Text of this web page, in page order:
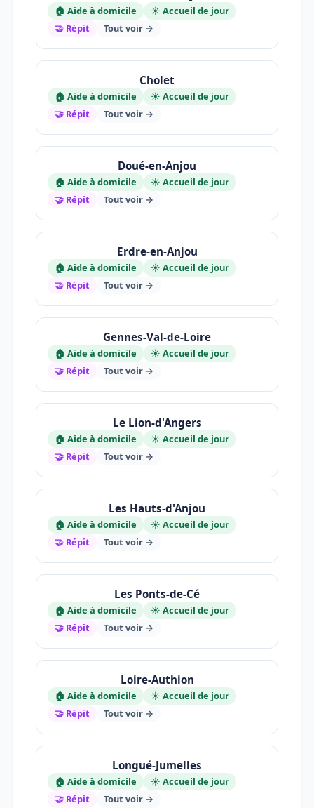
🏠 Aide à domicile
☀️ Accueil de jour
🤝 Répit
Tout voir →
Cholet
🏠 Aide à domicile
☀️ Accueil de jour
🤝 Répit
Tout voir →
Doué-en-Anjou
🏠 Aide à domicile
☀️ Accueil de jour
🤝 Répit
Tout voir →
Erdre-en-Anjou
🏠 Aide à domicile
☀️ Accueil de jour
🤝 Répit
Tout voir →
Gennes-Val-de-Loire
🏠 Aide à domicile
☀️ Accueil de jour
🤝 Répit
Tout voir →
Le Lion-d'Angers
🏠 Aide à domicile
☀️ Accueil de jour
🤝 Répit
Tout voir →
Les Hauts-d'Anjou
🏠 Aide à domicile
☀️ Accueil de jour
🤝 Répit
Tout voir →
Les Ponts-de-Cé
🏠 Aide à domicile
☀️ Accueil de jour
🤝 Répit
Tout voir →
Loire-Authion
🏠 Aide à domicile
☀️ Accueil de jour
🤝 Répit
Tout voir →
Longué-Jumelles
🏠 Aide à domicile
☀️ Accueil de jour
🤝 Répit
Tout voir →